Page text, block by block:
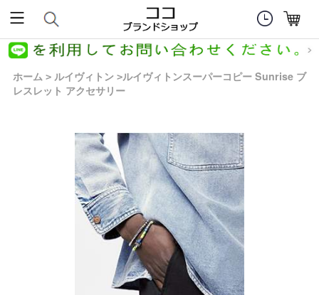
ホーム > ルイヴィトン >ルイヴィトンスーパーコピー Sunrise ブ
レスレット アクセサリー